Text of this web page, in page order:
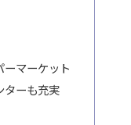
マーケット
ターも充実